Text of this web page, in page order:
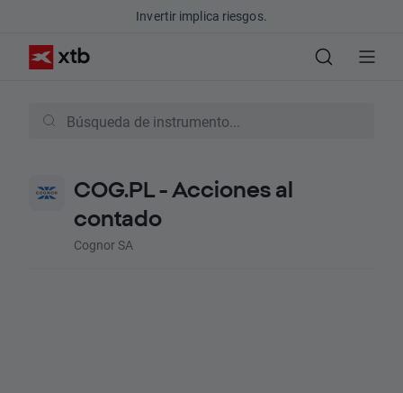
Invertir implica riesgos.
COG.PL - Acciones al
contado
Cognor SA